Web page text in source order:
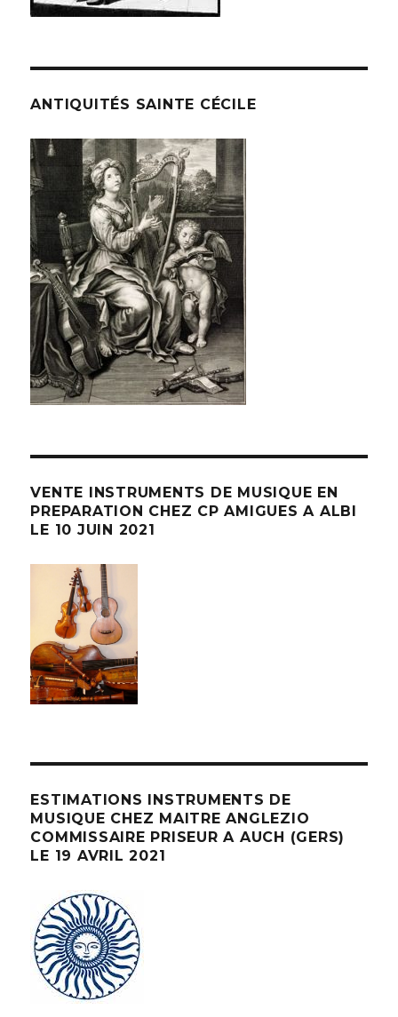
ANTIQUITÉS SAINTE CÉCILE
VENTE INSTRUMENTS DE MUSIQUE EN
PREPARATION CHEZ CP AMIGUES A ALBI
LE 10 JUIN 2021
ESTIMATIONS INSTRUMENTS DE
MUSIQUE CHEZ MAITRE ANGLEZIO
COMMISSAIRE PRISEUR A AUCH (GERS)
LE 19 AVRIL 2021